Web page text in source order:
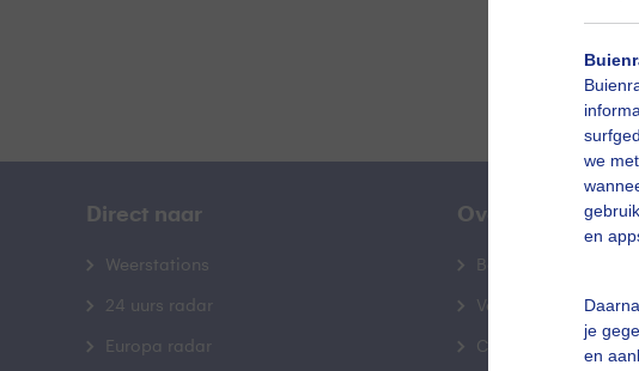
we
en
je
en
Direct naar
Weerstations
24 uurs radar
Europa radar
Over Buienradar
Bedrijfsgegevens
Veelgestelde vragen
Contact